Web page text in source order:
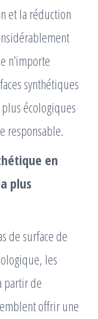
et la réduction
n’importe
synthétiques
écologiques
responsable.
en
plus
de surface de
les
partir de
offrir une